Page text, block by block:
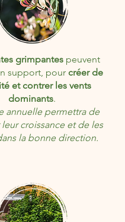
grimpantes peuvent
support, pour créer de
et contrer les vents
dominants.
annuelle permettra de
croissance et de les
la bonne direction.